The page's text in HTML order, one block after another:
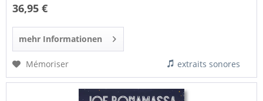
36,95 €
mehr Informationen
Mémoriser extraits sonores